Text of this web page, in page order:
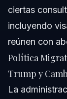
ciertas
incluyendo
reúnen con
Política
Trump y
La